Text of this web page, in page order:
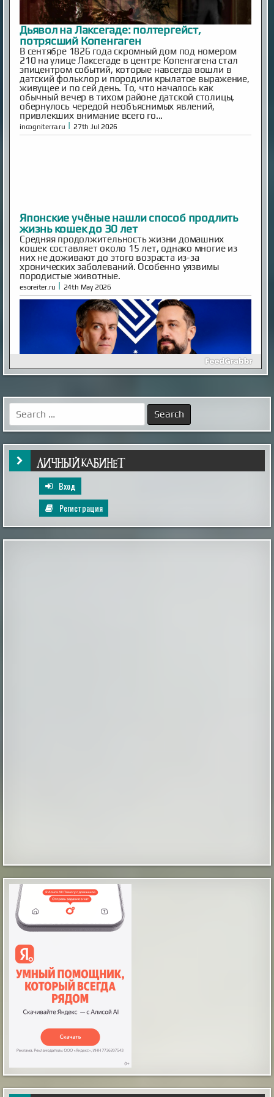
Дьявол на Лаксегаде: полтергейст,
потрясший Копенгаген
В сентябре 1826 года скромный дом под номером
210 на улице Лаксегаде в центре Копенгагена стал
эпицентром событий, которые навсегда вошли в
датский фольклор и породили крылатое выражение,
живущее и по сей день. То, что началось как
обычный вечер в тихом районе датской столицы,
обернулось чередой необъяснимых явлений,
привлекших внимание всего го...
incogniterra.ru | 27th Jul 2026
Японские учёные нашли способ продлить
жизнь кошек до 30 лет
Средняя продолжительность жизни домашних
кошек составляет около 15 лет, однако многие из
них не доживают до этого возраста из-за
хронических заболеваний. Особенно уязвимы
породистые животные.
esoreiter.ru | 24th May 2026
Inescapable is Live!
back! Inescapable is live. Episode One is streaming now.
Already an MU Plus+ subscriber? Your membership now
includes full access to Inescapable and exclusive Plus+
content at no extra cost. New to Plus+? Subscribe
before April 14th to unlock permanent dual access to
both Mysterious Univers...
mysteriousuniverse.org |
Локоны, которые оживают в движении:
бьюти-гид по самой стильной стрижке
сезона
Сложные геометрические формы в прическах
постепенно уступают место живым и подвижным
решениям. Главным признаком удачного образа
становится легкость, когда пряди ложатся
естественно без лишних усилий. Стрижка с мягкими
слоями оказалась тем самым универсальным
вариантом, который позволяет волосам сохранять
объем и форму даже без ежедневного испол...
|
Search
for:
ЛИЧНЫЙ КАБИНЕТ
Вход
Регистрация